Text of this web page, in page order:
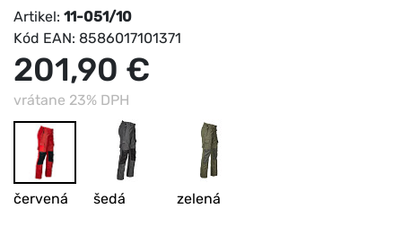
Artikel: 11-051/10
Kód EAN: 8586017101371
201,90 €
vrátane 23% DPH
červená šedá zelená